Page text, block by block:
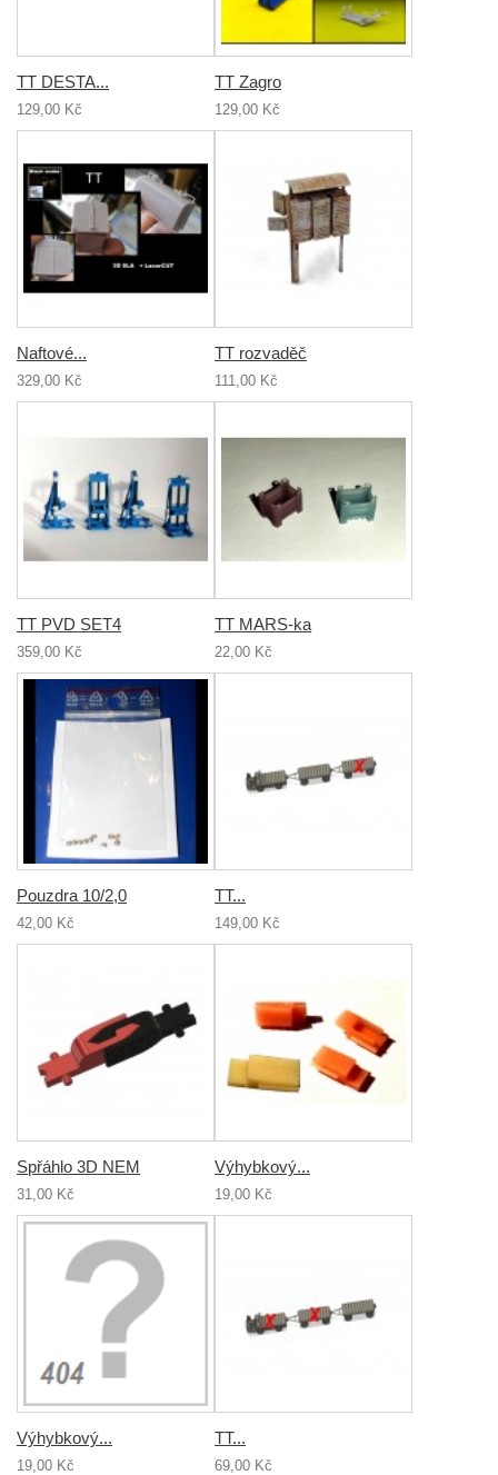
TT DESTA...
129,00 Kč
TT Zagro
129,00 Kč
Naftové...
329,00 Kč
TT rozvaděč
111,00 Kč
TT PVD SET4
359,00 Kč
TT MARS-ka
22,00 Kč
Pouzdra 10/2,0
42,00 Kč
TT...
149,00 Kč
Spřáhlo 3D NEM
31,00 Kč
Výhybkový...
19,00 Kč
Výhybkový...
19,00 Kč
TT...
69,00 Kč